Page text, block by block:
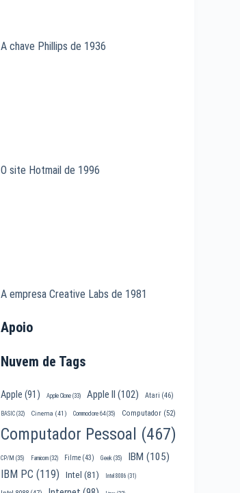
A chave Phillips de 1936
O site Hotmail de 1996
A empresa Creative Labs de 1981
Apoio
Nuvem de Tags
Apple (91) Apple Clone (33) Apple II (102) Atari (46)
BASIC (32) Cinema (41) Commodore 64(35) Computador (52)
Computador Pessoal (467)
CP/M (35) Famicom (32) Filme (43) Geek (35) IBM (105)
IBM PC (119) Intel (81) Intel 8086 (31)